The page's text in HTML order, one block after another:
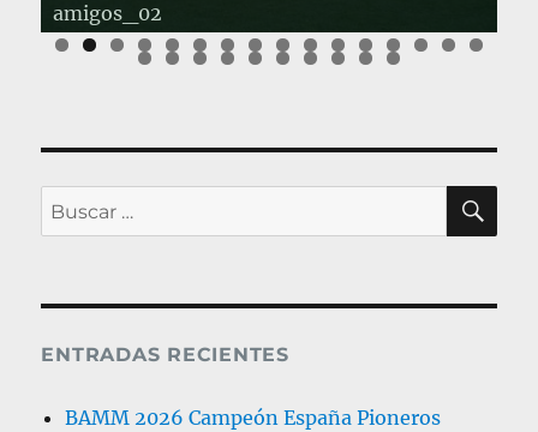
amigos_02
Buscar
por:
ENTRADAS RECIENTES
BAMM 2026 Campeón España Pioneros